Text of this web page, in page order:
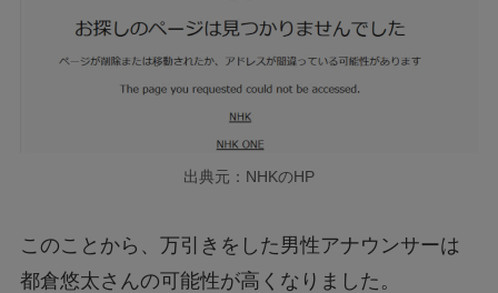
出典元：NHKのHP
このことから、万引きをした男性アナウンサーは
都倉悠太さんの可能性が高くなりました。